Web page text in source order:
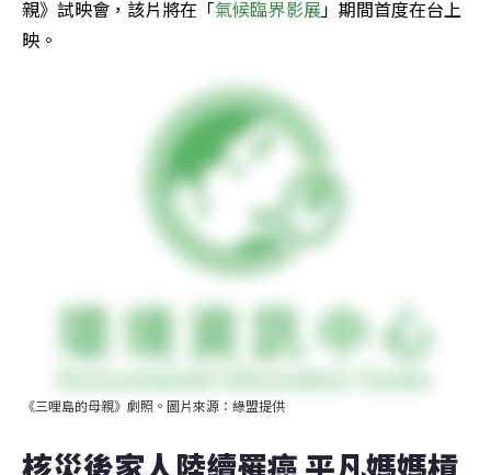
親》試映會，該片將在「氣候臨界影展」期間首度在台上
映。
《三哩島的母親》劇照。圖片來源：綠盟提供